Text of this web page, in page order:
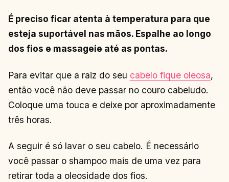
É preciso ficar atenta à temperatura para que
esteja suportável nas mãos. Espalhe ao longo
dos fios e massageie até as pontas.
Para evitar que a raiz do seu cabelo fique oleosa,
então você não deve passar no couro cabeludo.
Coloque uma touca e deixe por aproximadamente
três horas.
A seguir é só lavar o seu cabelo. É necessário
você passar o shampoo mais de uma vez para
retirar toda a oleosidade dos fios.